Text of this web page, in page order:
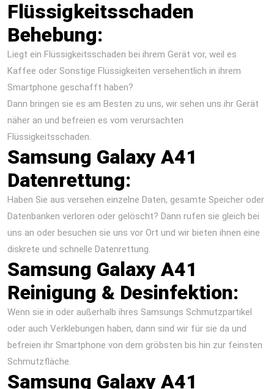
Flüssigkeitsschaden
Behebung:
Liegt ein Flüssigkeitsschaden bei ihrem Gerät vor, weil es
Kaffee oder Sonstige Flüssigkeiten versehentlich in ihrem
Smartphone geschafft haben?
Dann bringen sie es am Besten zu uns, wir sehen uns ihr Gerät
näher an und befreien es vom verursachten
Flüssigkeitsschaden.
Samsung Galaxy A41
Datenrettung:
Haben Sie aus versehen einzelne Daten, gesamte Speicher oder
Datenbanken verloren oder gelöscht? Dann rufen sie gleich bei
uns an oder besuchen sie uns vor Ort und wir bieten ihnen eine
diskrete und schnelle Datenrettung.
Samsung Galaxy A41
Reinigung & Desinfektion:
Wenn sie in oder außerhalb ihres Samsungs Schmutzpartikel
oder auch Verklebungen haben, dann sind wir für sie da und
befreien ihr Smartphone von dem gröbsten bis hin zur feinsten
Schmutzfläche.
Samsung Galaxy A41